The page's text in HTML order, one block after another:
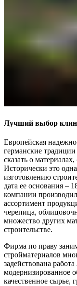
Лучший выбор
Европейская
германские
сказать о
Исторически это
изготовлению
дата ее основания –
компании
ассортимент
черепица,
множество других
строительстве.
Фирма по праву
стройматериалов
задействована
модернизированное
качественное сырье,